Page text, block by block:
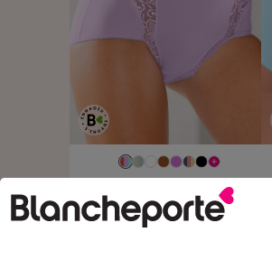
38/40 42/44 46/48 50/52
à partir de 20,99 €
-50% dès 2 art Code 899013